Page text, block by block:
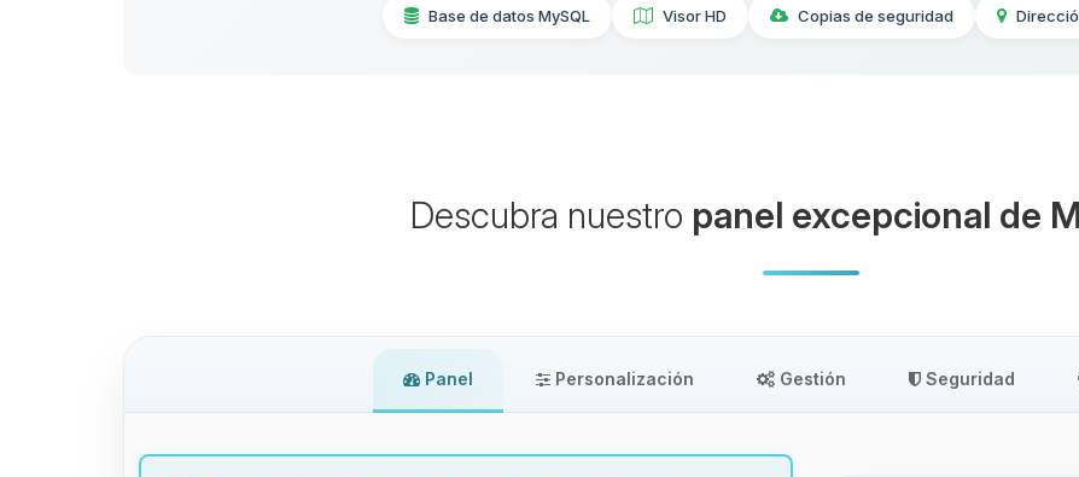
Base de datos MySQL Visor HD Copias de seguridad
Descubra nuestro panel excepcional de
Panel Personalización Gestión Seguridad